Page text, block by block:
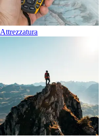
Attrezzatura